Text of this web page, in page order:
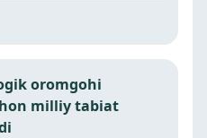
oromgohi
milliy tabiat